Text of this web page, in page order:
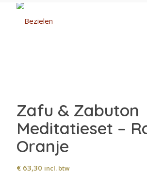
Zafu & Zabuton
Meditatieset –
Oranje
€63,30 incl. btw